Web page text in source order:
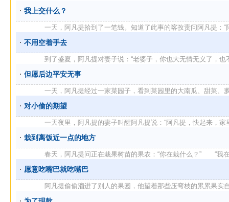
我上交什么？
一天，阿凡提拾到了一笔钱。知道了此事的喀孜责问阿凡提：“
不用空着手去
到了盛夏，阿凡提对妻子说：“老婆子，你也大无情无义了，也
但愿后边平安无事
一天，阿凡提经过一家菜园子，看到菜园里的大南瓜、甜菜、
对小偷的期望
一天夜里，阿凡提的妻子叫醒阿凡提说：“阿凡提，快起来，家
栽到离饭近一点的地方
春天，阿凡提问正在栽果树苗的果农：“你在栽什么？” “我
愿意吃嘴巴就吃嘴巴
阿凡提偷偷溜进了别人的果园，他望着那些压弯枝的累累果实